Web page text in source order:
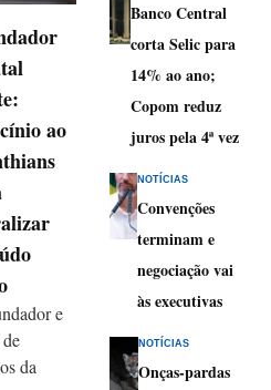
ao
e
da
Banco Central
corta Selic para
14% ao ano;
Copom reduz
juros pela 4ª vez
NOTÍCIAS
Convenções
terminam e
negociação vai
às executivas
NOTÍCIAS
Onças-pardas